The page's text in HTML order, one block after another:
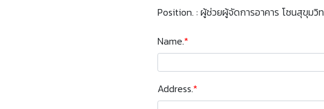
Position. : ผู้ช่วยผู้จัดการอาคาร โซนสุขุมวิท
Name.*
Address.*